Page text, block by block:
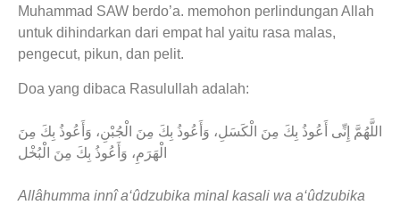
Muhammad SAW berdo’a. memohon perlindungan Allah
untuk dihindarkan dari empat hal yaitu rasa malas,
pengecut, pikun, dan pelit.
Doa yang dibaca Rasulullah adalah:
اللَّهُمَّ إِنِّى أَعُوذُ بِكَ مِنَ الْكَسَلِ، وَأَعُوذُ بِكَ مِنَ الْجُبْنِ، وَأَعُوذُ بِكَ مِنَ
الْهَرَمِ، وَأَعُوذُ بِكَ مِنَ الْبُخْل
Allâhumma innî a‘ûdzubika minal kasali wa a‘ûdzubika